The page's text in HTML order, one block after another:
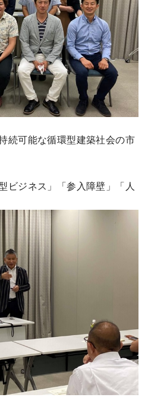
続可能な循環型建築社会の市
ビジネス」「参入障壁」「人